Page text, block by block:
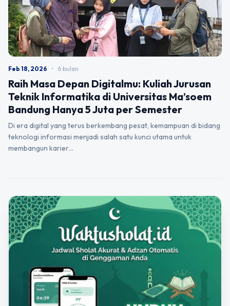
Feb 18, 2026 • 6 bulan
Raih Masa Depan Digitalmu: Kuliah Jurusan
Teknik Informatika di Universitas Ma’soem
Bandung Hanya 5 Juta per Semester
Di era digital yang terus berkembang pesat, kemampuan di bidang
teknologi informasi menjadi salah satu kunci utama untuk
membangun karier…